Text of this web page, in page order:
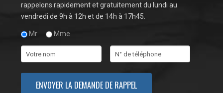
rappelons rapidement et gratuitement du lundi au
vendredi de 9h à 12h et de 14h à 17h45.
Mr Mme